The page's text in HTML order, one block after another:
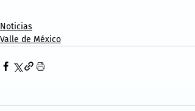
Noticias
Valle de México